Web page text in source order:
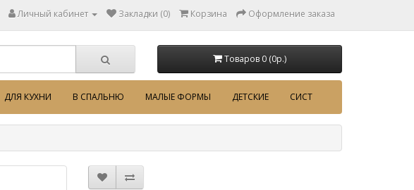
Личный кабинет Закладки (0) Корзина Оформление заказа
Товаров 0 (0p.)
ДЛЯ КУХНИ В СПАЛЬНЮ МАЛЫЕ ФОРМЫ ДЕТСКИЕ СИСТ